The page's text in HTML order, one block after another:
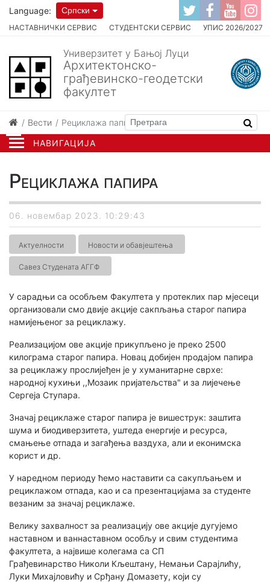
НАВИГАЦИЈА
НАСТАВНИЧКИ СЕРВИС СТУДЕНТСКИ СЕРВИС УПИС 2026/2027
Language: Српски
Универзитет у Бањој Луци
Архитектонско-
грађевинско-геодетски
факултет
Вести Рециклажа папира
Рециклажа папира
06. новембар 2023. 10:29:43
Актуелности Новости и обавјештења
Савез Студената АГГФ
У сарадњи са особљем Факултета у протеклих пар мјесеци
организовали смо двије акције сакпљања старог папира
намијењеног за рециклажу.
Реализацијом ове акције прикупљено је преко 2500
килограма старог папира. Новац добијен продајом папира
за рециклажу прослијеђен је у хуманитарне сврхе:
народној кухињи ,,Мозаик пријатељства" и за лијечење
Сергеја Ступара.
Значај рециклаже старог папира је вишеструк: заштита
шума и биодиверзитета, уштеда енергије и ресурса,
смањење отпада и загађења ваздуха, али и еконимска
корист и др.
У наредном периоду ћемо наставити са сакупљањем и
рециклажом отпада, као и са презентацијама за студенте
везаним за значај рециклаже.
Велику захвалност за реализацију ове акције дугујемо
наставном и ваннаставном особљу и свим студентима
факултета, а највише колегама са СП
Грађевинарство Николи Кљештану, Немањи Сарајлићу,
Луки Михајловићу и Срђану Домазету, који су